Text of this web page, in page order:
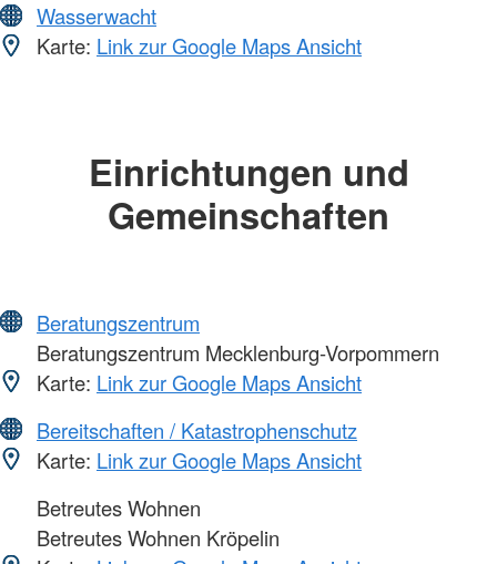
Wasserwacht
Karte: Link zur Google Maps Ansicht
Einrichtungen und
Gemeinschaften
Beratungszentrum
Beratungszentrum Mecklenburg-Vorpommern
Karte: Link zur Google Maps Ansicht
Bereitschaften / Katastrophenschutz
Karte: Link zur Google Maps Ansicht
Betreutes Wohnen
Betreutes Wohnen Kröpelin